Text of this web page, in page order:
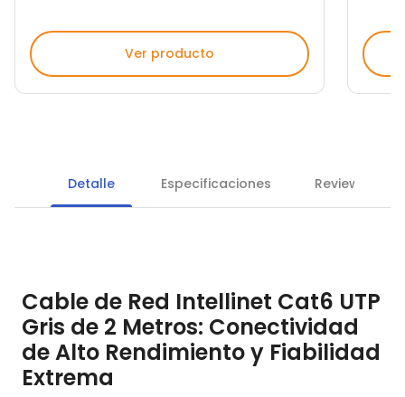
Ver producto
Detalle Especificaciones Reviews
Cable de Red Intellinet Cat6 UTP
Gris de 2 Metros: Conectividad
de Alto Rendimiento y Fiabilidad
Extrema